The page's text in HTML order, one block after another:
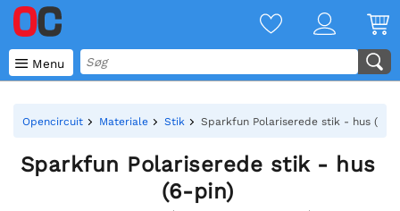
 Menu
Opencircuit Materiale Stik Sparkfun Polariserede stik - hus (6-
Sparkfun Polariserede stik - hus
(6-pin)